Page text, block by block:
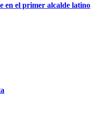
en el primer alcalde latino